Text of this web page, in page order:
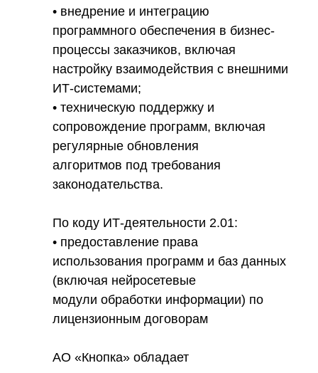
• внедрение и интеграцию
программного обеспечения в бизнес-
процессы заказчиков, включая
настройку взаимодействия с внешними
ИТ-системами;
• техническую поддержку и
сопровождение программ, включая
регулярные обновления
алгоритмов под требования
законодательства.
По коду ИТ-деятельности 2.01:
• предоставление права
использования программ и баз данных
(включая нейросетевые
модули обработки информации) по
лицензионным договорам
АО «Кнопка» обладает